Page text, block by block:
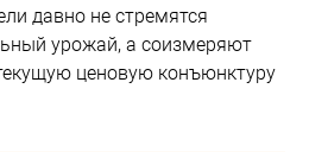
давно не стремятся
урожай, а соизмеряют
ценовую конъюнктуру